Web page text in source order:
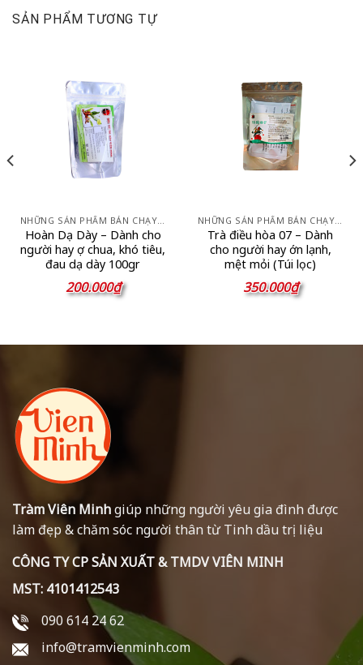
SẢN PHẨM TƯƠNG TỰ
NHỮNG SẢN PHẨM BÁN CHẠY NHẤT
Hoàn Dạ Dày – Dành cho
người hay ợ chua, khó tiêu,
đau dạ dày 100gr
200.000₫
NHỮNG SẢN PHẨM BÁN CHẠY NHẤT
Trà điều hòa 07 – Dành
cho người hay ớn lạnh,
mệt mỏi (Túi lọc)
350.000₫
Tràm Viên Minhgiúp những người yêu gia đình được
làm đẹp & chăm sóc người thân từ Tinh dầu trị liệu
CÔNG TY CP SẢN XUẤT & TMDV VIÊN MINH
MST: 4101412543
090 614 24 62
info@tramvienminh.com